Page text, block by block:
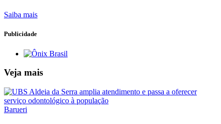
Saiba mais
Publicidade
Veja mais
Barueri